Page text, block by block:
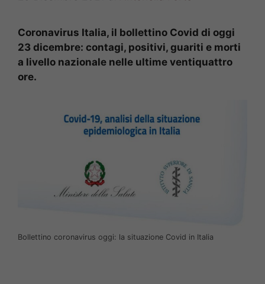
Coronavirus Italia, il bollettino Covid di oggi
23 dicembre: contagi, positivi, guariti e morti
a livello nazionale nelle ultime ventiquattro
ore.
Bollettino coronavirus oggi: la situazione Covid in Italia